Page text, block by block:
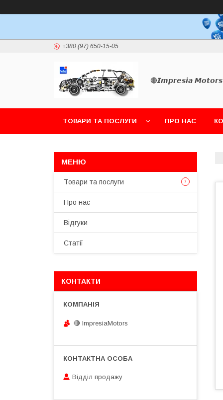
+380 (97) 650-15-05
🔴𝙄𝙢𝙥𝙧𝙚𝙨𝙞𝙖 𝙈𝙤𝙩𝙤𝙧𝙨
ТОВАРИ ТА ПОСЛУГИ ПРО НАС
Товари та послуги
Про нас
Відгуки
Статії
КОНТАКТИ
🔴 ImpresiaMotors
Відділ продажу